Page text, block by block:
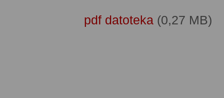
pdf datoteka (0,27 MB)